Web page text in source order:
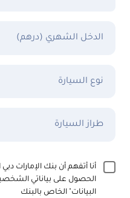
الدخل الشهري (درهم)
نوع السيارة
طراز السيارة
أنا أتفهم أن بنك الإمارات
الحصول على بياناتي
البيانات" الخاص بالبنك